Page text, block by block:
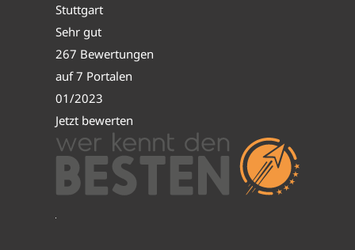
Stuttgart
Sehr gut
267 Bewertungen
auf 7 Portalen
01/2023
Jetzt bewerten